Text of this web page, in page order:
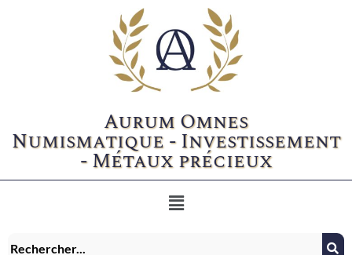
Aurum Omnes
Numismatique - Investissement
- Métaux précieux